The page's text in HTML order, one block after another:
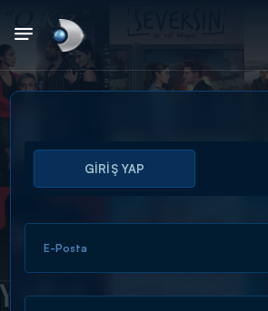
Arama
ARAMA SONUÇLARI
GİRİŞ YAP
E-Posta